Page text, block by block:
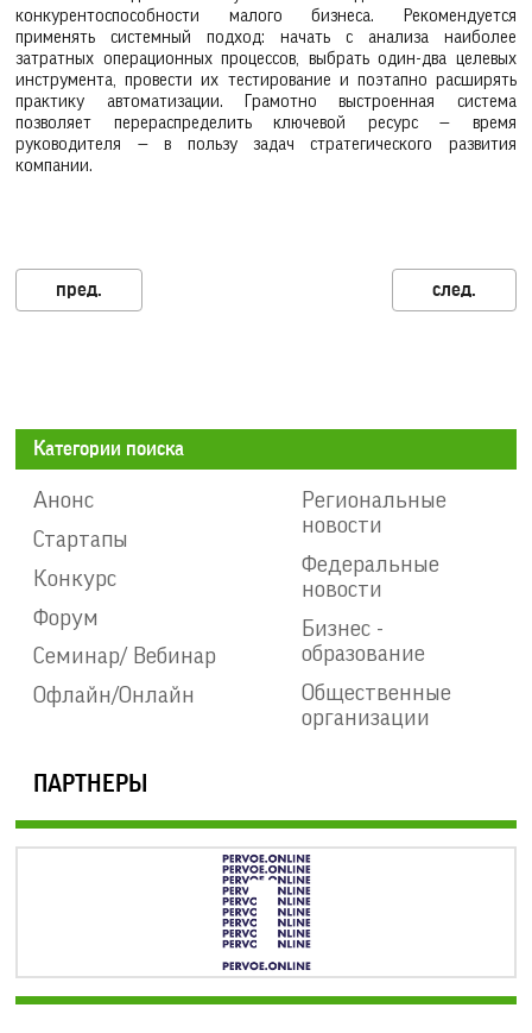
конкурентоспособности малого бизнеса. Рекомендуется
применять системный подход: начать с анализа наиболее
затратных операционных процессов, выбрать один-два целевых
инструмента, провести их тестирование и поэтапно расширять
практику автоматизации. Грамотно выстроенная система
позволяет перераспределить ключевой ресурс — время
руководителя — в пользу задач стратегического развития
компании.
Категории поиска
Анонс
Стартапы
Конкурс
Форум
Семинар/ Вебинар
Офлайн/Онлайн
Региональные
новости
Федеральные
новости
Бизнес -
образование
Общественные
организации
ПАРТНЕРЫ